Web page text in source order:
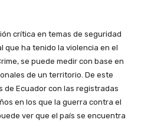
crítica en temas de seguridad
que ha tenido la violencia en el
se puede medir con base en
de un territorio. De este
de Ecuador con las registradas
en los que la guerra contra el
ver que el país se encuentra